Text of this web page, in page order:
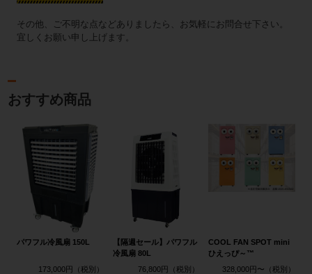
その他、ご不明な点などありましたら、お気軽にお問合せ下さい。
宜しくお願い申し上げます。
おすすめ商品
パワフル冷風扇 150L
173,000円
【隔週セール】パワフル
冷風扇 80L
76,800円
COOL FAN SPOT mini
ひえっぴ～™
328,000円〜